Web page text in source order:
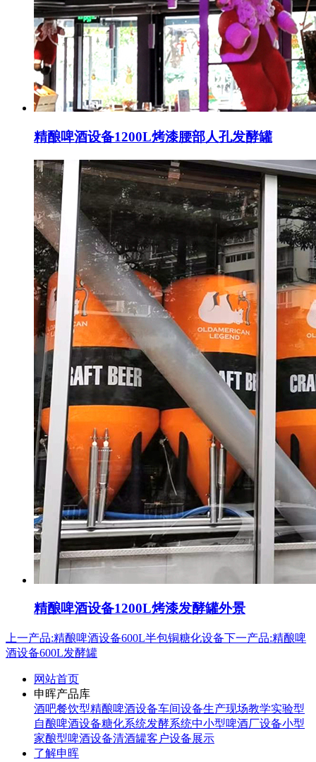
精酿啤酒设备1200L烤漆腰部人孔发酵罐
精酿啤酒设备1200L烤漆发酵罐外景
上一产品:精酿啤酒设备600L半包铜糖化设备下一产品:精酿啤
酒设备600L发酵罐
网站首页
申晖产品库
酒吧餐饮型精酿啤酒设备车间设备生产现场教学实验型
自酿啤酒设备糖化系统发酵系统中小型啤酒厂设备小型
家酿型啤酒设备清酒罐客户设备展示
了解申晖